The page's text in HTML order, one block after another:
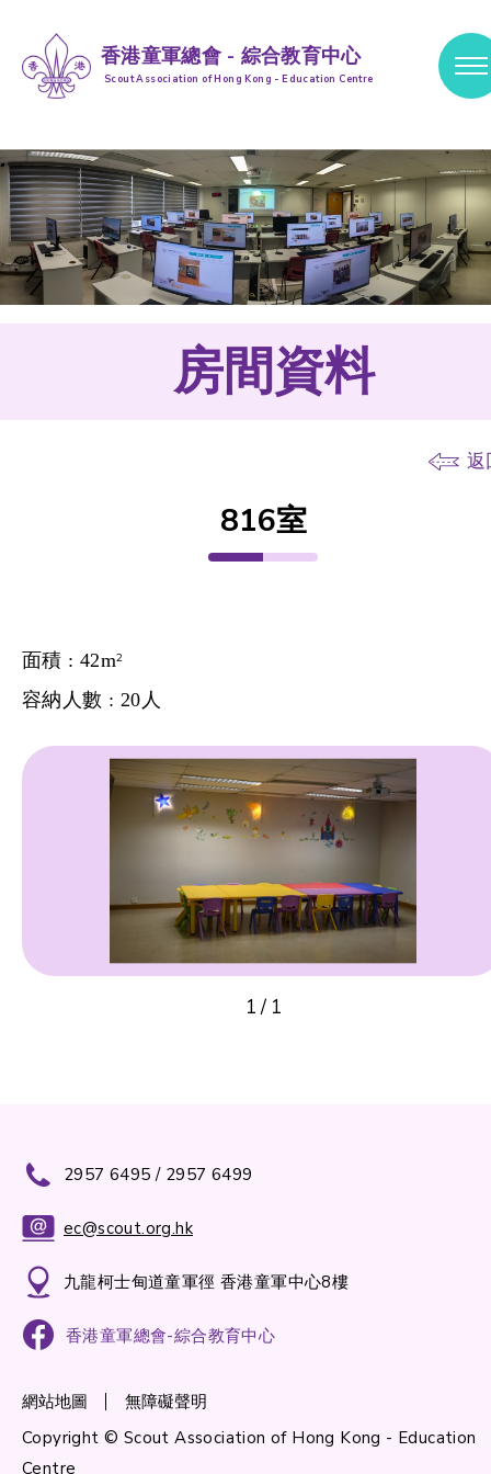
香港童軍總會 - 綜合教育中心
Scout Association of Hong Kong - Education Centre
跳到內容 (按輸入鍵)
房間資料
返
816室
面積 : 42m2
容納人數 : 20人
1 / 1
2957 6495 / 2957 6499
ec@scout.org.hk
九龍柯士甸道童軍徑 香港童軍中心8樓
香港童軍總會-綜合教育中心
網站地圖
無障礙聲明
Copyright © Scout Association of Hong Kong - Education
Centre